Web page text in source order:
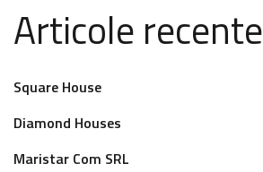
Articole recente
Square House
Diamond Houses
Maristar Com SRL